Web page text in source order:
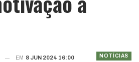
NOTÍCIAS
EM 8 JUN 2024 16:00